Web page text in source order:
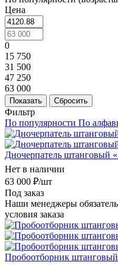
Цена
0
15 750
31 500
47 250
63 000
Показать Сбросить
Фильтр
По популярности По
Дночерпатель штанговый
Нет в наличии
63 000 ₽/шт
Под заказ
Наши менеджеры
условия заказа
Пробоотборник